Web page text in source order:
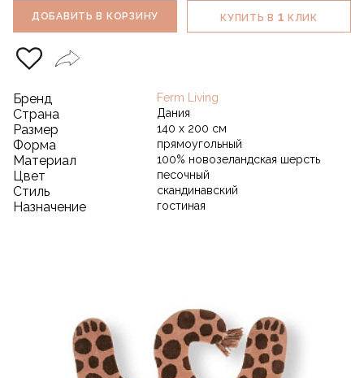
ДОБАВИТЬ В КОРЗИНУ КУПИТЬ В 1 КЛИК
Бренд Ferm Living
Страна Дания
Размер 140 х 200 см
Форма прямоугольный
Материал 100% новозеландская шерсть
Цвет песочный
Стиль скандинавский
Назначение гостиная